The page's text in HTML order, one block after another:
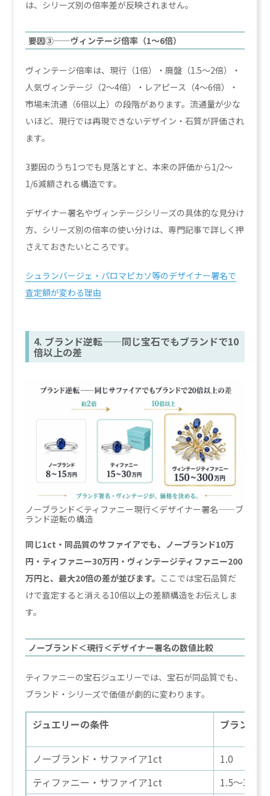
は、シリーズ別の倍率差が反映されません。
要因③——ヴィンテージ倍率（1〜6倍）
ヴィンテージ倍率は、現行（1倍）・廃盤（1.5〜2倍）・
人気ヴィンテージ（2〜4倍）・レアピース（4〜6倍）・
市場未流通（6倍以上）の段階があります。流通量が少な
いほど、現行では再現できないデザイン・石質が評価され
ます。
3要因のうち1つでも見落とすと、本来の評価から1/2〜
1/6減額される構造です。
デザイナー署名やヴィンテージシリーズの具体的な見分け
方、シリーズ別の倍率の使い分けは、専門記事で詳しく押
さえておきたいところです。
シュランバージェ・パロマピカソ等のデザイナー署名で
査定額が変わる理由
4. ブランド逆転——同じ宝石でもブランドで10
倍以上の差
ノーブランド＜ティファニー現行＜デザイナー署名——ブ
ランド逆転の構造
同じ1ct・同品質のサファイアでも、ノーブランド10万
円・ティファニー30万円・ヴィンテージティファニー200
万円と、最大20倍の差が並びます。 ここでは宝石品質だ
けで査定すると消える10倍以上の差額構造をお伝えしま
す。
ノーブランド＜現行＜デザイナー署名の数値比較
ティファニーの宝石ジュエリーでは、宝石が同品質でも、
ブランド・シリーズで価値が劇的に変わります。
ジュエリーの条件 ブランド
ノーブランド・サファイア1ct
1.0
ティファニー・サファイア1ct
1.5〜3.0